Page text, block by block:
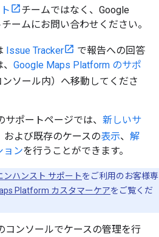
チームではなく、Google
ームにお問い合わせください。
Issue Tracker
で報告への回答
Google Maps Platform のサポ
ソール内）へ移動してくださ
ポートページでは、 新しいサ
および既存のケースの表示、 解
ョンを行うことができます。
ンハンスト サポートをご利用のお客様専
Platform カスタマーケアをご覧くだ
コンソールでケースの管理を行